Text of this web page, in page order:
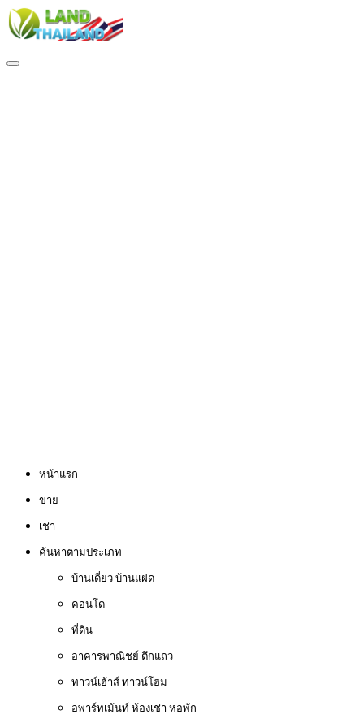
หน้าแรก
ขาย
เช่า
ค้นหาตามประเภท
บ้านเดี่ยว บ้านแฝด
คอนโด
ที่ดิน
อาคารพาณิชย์ ตึกแถว
ทาวน์เฮ้าส์ ทาวน์โฮม
อพาร์ทเม้นท์ ห้องเช่า หอพัก